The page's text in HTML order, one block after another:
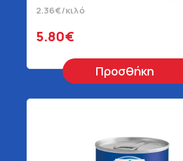
2.36€/κιλό
5.80€
Προσθήκη